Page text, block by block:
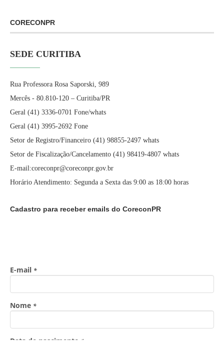
CORECONPR
SEDE CURITIBA
Rua Professora Rosa Saporski, 989
Mercês - 80.810-120 – Curitiba/PR
Geral (41) 3336-0701 Fone/whats
Geral (41) 3995-2692 Fone
Setor de Registro/Financeiro (41) 98855-2497 whats
Setor de Fiscalização/Cancelamento (41) 98419-4807 whats
E-mail:coreconpr@coreconpr.gov.br
Horário Atendimento: Segunda a Sexta das 9:00 as 18:00 horas
Cadastro para receber emails do CoreconPR